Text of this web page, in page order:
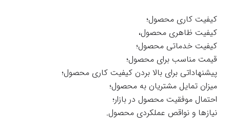
کیفیت کاری محصول؛
کیفیت ظاهری محصول،
کیفیت خدماتی محصول؛
قیمت مناسب برای محصول؛
پیشنهاداتی برای بالا بردن کیفیت کاری محصول؛
میزان تمایل مشتریان به محصول؛
احتمال موفقیت محصول در بازار؛
نیازها و نواقص عملکردی محصول.